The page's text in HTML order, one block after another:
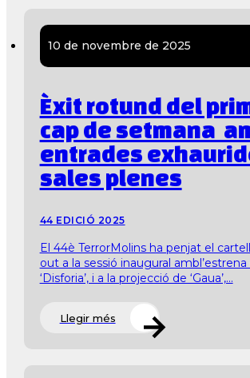
10 de novembre de 2025
Èxit rotund del
cap de setmana
entrades
sales plenes
44 EDICIÓ 2025
El 44è TerrorMolins ha penjat el
out a la sessió inaugural
‘Disforia’, i a la projecció de ‘Gaua’,...
Llegir més